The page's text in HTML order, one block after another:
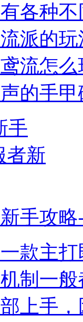
各种
派的
流怎
的手
新手攻
款主
制一
上手